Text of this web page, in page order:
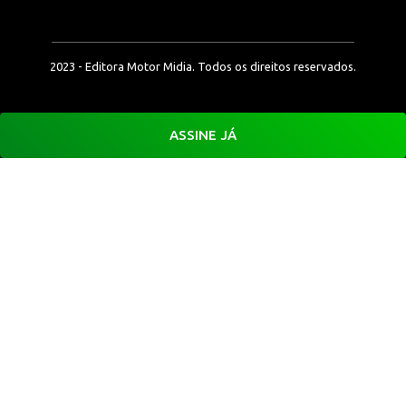
2023 - Editora Motor Midia. Todos os direitos reservados.
ASSINE JÁ